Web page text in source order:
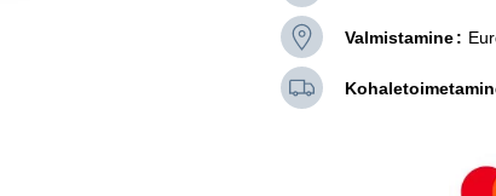
Valmistamine